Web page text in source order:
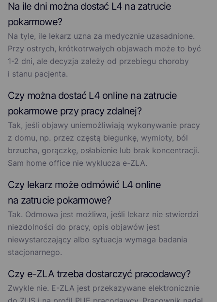
Na ile dni można dostać L4 na zatrucie
pokarmowe?
Na tyle, ile lekarz uzna za medycznie uzasadnione.
Przy ostrych, krótkotrwałych objawach może to być
1-2 dni, ale decyzja zależy od przebiegu choroby
i stanu pacjenta.
Czy można dostać L4 online na zatrucie
pokarmowe przy pracy zdalnej?
Tak, jeśli objawy uniemożliwiają wykonywanie pracy
z domu, np. przez częstą biegunkę, wymioty, ból
brzucha, gorączkę, osłabienie lub brak koncentracji.
Sam home office nie wyklucza e-ZLA.
Czy lekarz może odmówić L4 online
na zatrucie pokarmowe?
Tak. Odmowa jest możliwa, jeśli lekarz nie stwierdzi
niezdolności do pracy, opis objawów jest
niewystarczający albo sytuacja wymaga badania
stacjonarnego.
Czy e-ZLA trzeba dostarczyć pracodawcy?
Zwykle nie. E-ZLA jest przekazywane elektronicznie